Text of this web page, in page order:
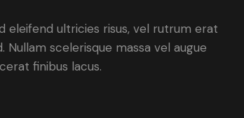
eleifend ultricies risus, vel rutrum erat
scelerisque massa vel augue
finibus lacus.